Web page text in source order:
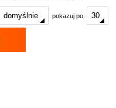
pokazuj po: